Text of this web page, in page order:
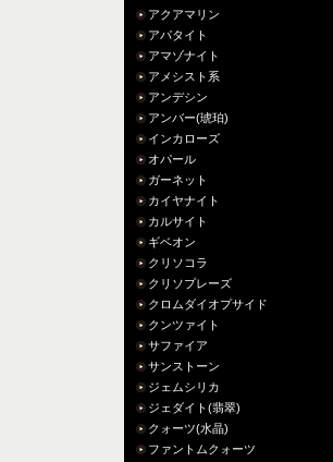
アクアマリン
アパタイト
アマゾナイト
アメシスト系
アンデシン
アンバー(琥珀)
インカローズ
オパール
ガーネット
カイヤナイト
カルサイト
ギベオン
クリソコラ
クリソプレーズ
クロムダイオプサイド
クンツァイト
サファイア
サンストーン
ジェムシリカ
ジェダイト(翡翠)
クォーツ(水晶)
ファントムクォーツ